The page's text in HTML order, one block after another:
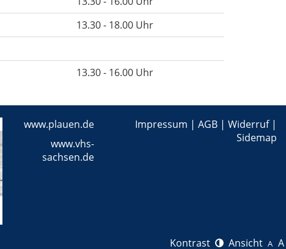
13.30 - 18.00 Uhr
13.30 - 16.00 Uhr
www.plauen.de
www.vhs-
sachsen.de
Impressum | AGB| Widerruf|
Sidemap
Kontrast Ansicht A A